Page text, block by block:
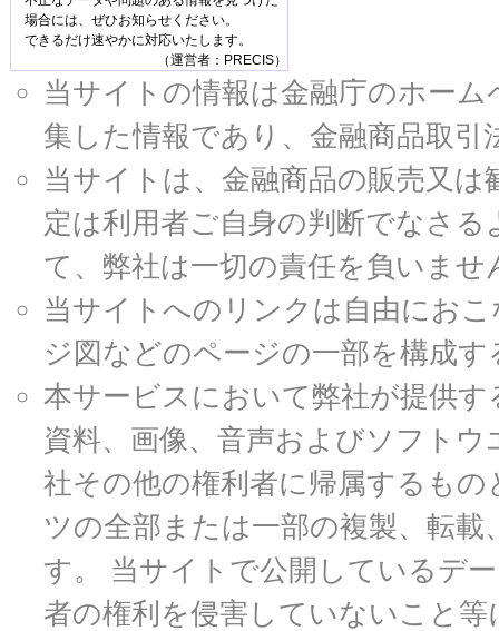
場合には、ぜひお知らせください。
できるだけ速やかに対応いたします。
（運営者：PRECIS）
当サイトの情報は金融庁のホー
集した情報であり、金融商品取
当サイトは、金融商品の販売又
定は利用者ご自身の判断でなさ
て、弊社は一切の責任を負いませ
当サイトへのリンクは自由にお
ジ図などのページの一部を構成
本サービスにおいて弊社が提供
資料、画像、音声およびソフト
社その他の権利者に帰属するも
ツの全部または一部の複製、転
す。 当サイトで公開しているデ
者の権利を侵害していないこと